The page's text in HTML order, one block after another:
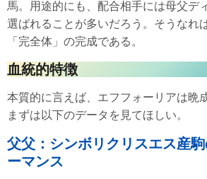
馬。用途的にも、配合相手には母父デ
選ばれることが多いだろう。そうなれ
「完全体」の完成である。
血統的特徴
本質的に言えば、エフフォーリアは晩
まずは以下のデータを見てほしい。
父父：シンボリクリスエス産
ーマンス